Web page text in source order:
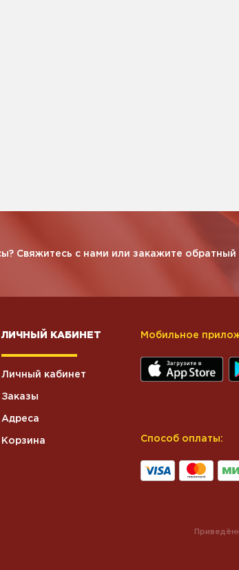
Свяжитесь с нами или закажите обратный
ЛИЧНЫЙ КАБИНЕТ
Личный кабинет
Заказы
Адреса
Корзина
Мобильное
Способ оплаты: